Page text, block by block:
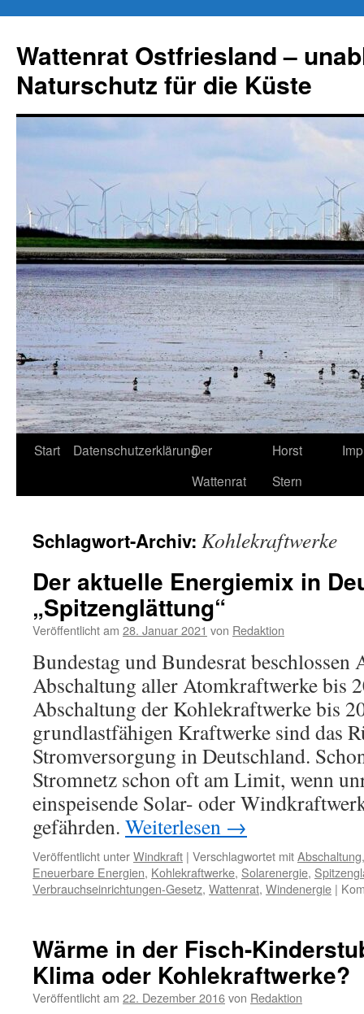
springen
Wattenrat Ostfriesland –
Naturschutz für die Küste
Start DatenschutzerklärungDer
Wattenrat
Horst
Stern
Schlagwort-Archiv: Kohlekraftwerke
Der aktuelle Energiemix in
„Spitzenglättung“
Veröffentlicht am 28. Januar 2021 von Redaktion
Bundestag und Bundesrat
Abschaltung aller Atomkraftwerke bis
Abschaltung der Kohlekraftwerke bis
grundlastfähigen Kraftwerke sind das
Stromversorgung in Deutschland.
Stromnetz schon oft am Limit, wenn
einspeisende Solar- oder
gefährden. Weiterlesen →
Veröffentlicht unterWindkraft | Verschlagwortet mitAbschaltung
Eneuerbare Energien, Kohlekraftwerke, Solarenergie,
Verbrauchseinrichtungen-Gesetz, Wattenrat, Windenergie |
Wärme in der Fisch-
Klima oder Kohlekraftwerke?
Veröffentlicht am 22. Dezember 2016von Redaktion